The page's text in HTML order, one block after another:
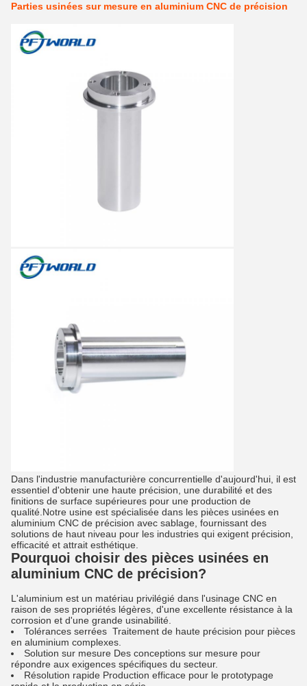
Parties usinées sur mesure en aluminium CNC de précision
Dans l'industrie manufacturière concurrentielle d'aujourd'hui, il est
essentiel d'obtenir une haute précision, une durabilité et des
finitions de surface supérieures pour une production de
qualité.Notre usine est spécialisée dans les pièces usinées en
aluminium CNC de précision avec sablage, fournissant des
solutions de haut niveau pour les industries qui exigent précision,
efficacité et attrait esthétique.
Pourquoi choisir des pièces usinées en
aluminium CNC de précision?
L'aluminium est un matériau privilégié dans l'usinage CNC en
raison de ses propriétés légères, d'une excellente résistance à la
corrosion et d'une grande usinabilité.
Tolérances serrées ️ Traitement de haute précision pour pièces
en aluminium complexes.
Solution sur mesure Des conceptions sur mesure pour
répondre aux exigences spécifiques du secteur.
Résolution rapide Production efficace pour le prototypage